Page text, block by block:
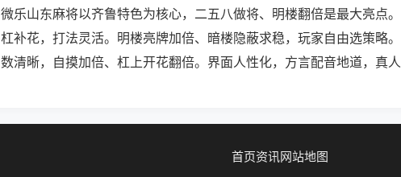
微乐山东麻将以齐鲁特色为核心，二五八做将、明楼翻倍是最大亮点
杠补花，打法灵活。明楼亮牌加倍、暗楼隐蔽求稳，玩家自由选策略
数清晰，自摸加倍、杠上开花翻倍。界面人性化，方言配音地道，真
首页资讯网站地图